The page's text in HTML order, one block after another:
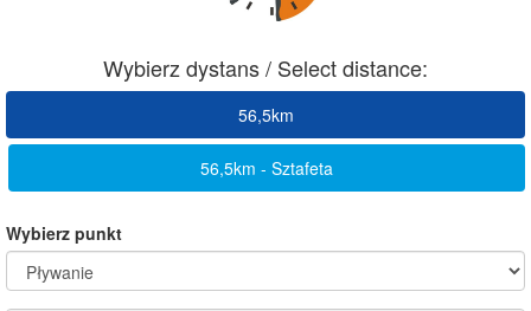
Wybierz dystans / Select distance:
56,5km
56,5km - Sztafeta
Wybierz punkt